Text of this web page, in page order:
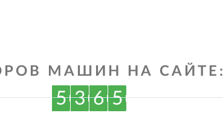
МАШИН НА САЙТЕ:
5 3 6 5